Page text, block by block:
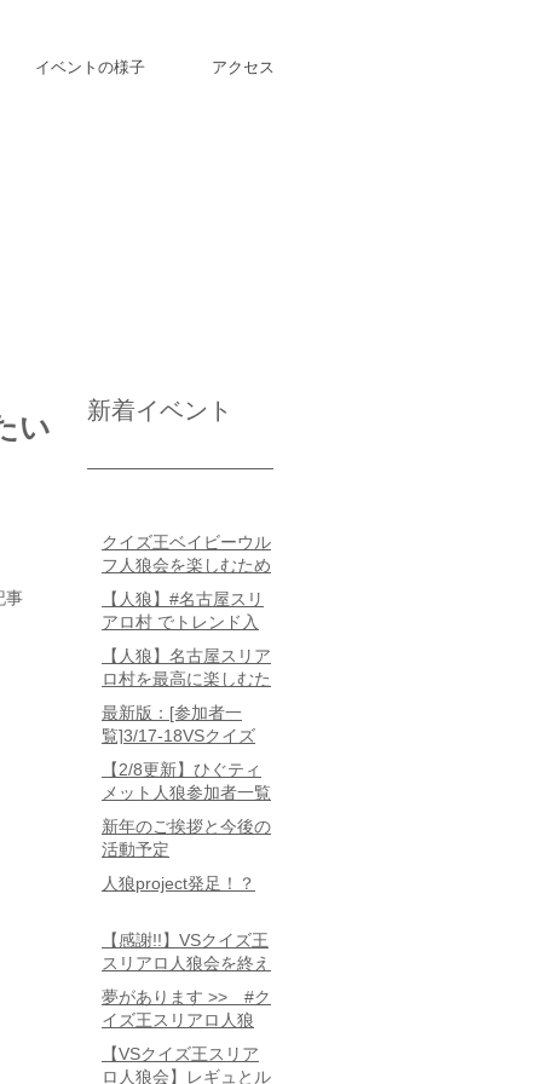
イベントの様子 アクセス
い
事
新着イベント
クイズ王ベイビーウル
フ人狼会を楽しむため
に知っておきたい3つ
のこと
【人狼】#名古屋スリ
アロ村 でトレンド入
りしたいねん。
【人狼】名古屋スリア
ロ村を最高に楽しむた
めに知っておくべき7
つのこと
最新版：[参加者一
覧]3/17-18VSクイズ
王人狼会in名古屋
【2/8更新】ひぐティ
メット人狼参加者一覧
新年のご挨拶と今後の
活動予定
人狼project発足！？
【感謝!!】VSクイズ王
スリアロ人狼会を終え
て
夢があります >> #ク
イズ王スリアロ人狼
会 でつぶやこう！！
【VSクイズ王スリア
ロ人狼会】レギュとル